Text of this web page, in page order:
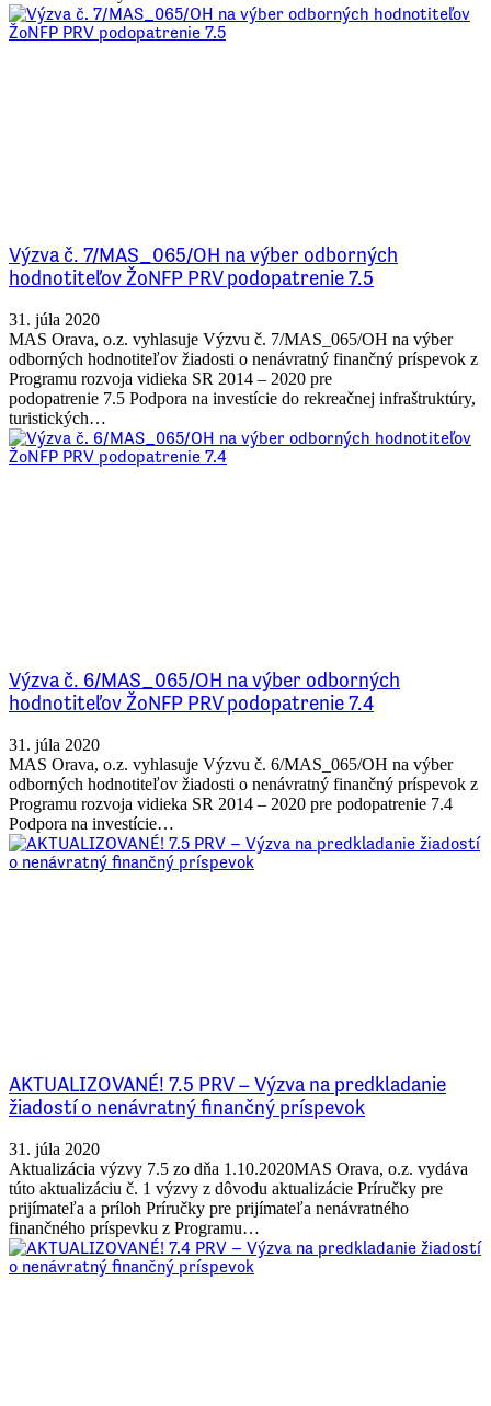
Výzva č. 7/MAS_065/OH na výber odborných
hodnotiteľov ŽoNFP PRV podopatrenie 7.5
31. júla 2020
MAS Orava, o.z. vyhlasuje Výzvu č. 7/MAS_065/OH na výber
odborných hodnotiteľov žiadosti o nenávratný finančný príspevok z
Programu rozvoja vidieka SR 2014 – 2020 pre
podopatrenie 7.5 Podpora na investície do rekreačnej infraštruktúry,
turistických…
Výzva č. 6/MAS_065/OH na výber odborných
hodnotiteľov ŽoNFP PRV podopatrenie 7.4
31. júla 2020
MAS Orava, o.z. vyhlasuje Výzvu č. 6/MAS_065/OH na výber
odborných hodnotiteľov žiadosti o nenávratný finančný príspevok z
Programu rozvoja vidieka SR 2014 – 2020 pre podopatrenie 7.4
Podpora na investície…
AKTUALIZOVANÉ! 7.5 PRV – Výzva na predkladanie
žiadostí o nenávratný finančný príspevok
31. júla 2020
Aktualizácia výzvy 7.5 zo dňa 1.10.2020MAS Orava, o.z. vydáva
túto aktualizáciu č. 1 výzvy z dôvodu aktualizácie Príručky pre
prijímateľa a príloh Príručky pre prijímateľa nenávratného
finančného príspevku z Programu…